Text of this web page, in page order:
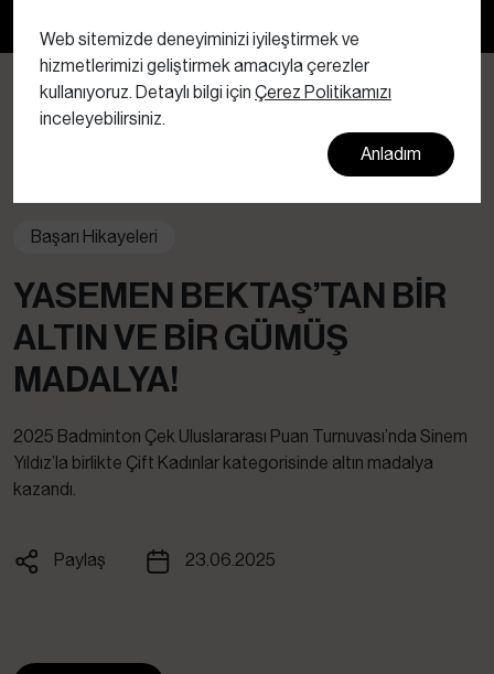
Web sitemizde deneyiminizi iyileştirmek ve
hizmetlerimizi geliştirmek amacıyla çerezler
kullanıyoruz. Detaylı bilgi için Çerez Politikamızı
inceleyebilirsiniz.
Anladım
Başarı Hikayeleri
YASEMEN BEKTAŞ’TAN BIR
ALTIN VE BIR GÜMÜŞ
MADALYA!
2025 Badminton Çek Uluslararası Puan Turnuvası’nda Sinem
Yıldız’la birlikte Çift Kadınlar kategorisinde altın madalya
kazandı.
Paylaş 23.06.2025